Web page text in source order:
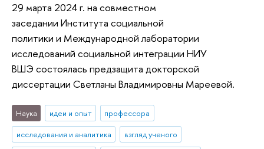
29 марта 2024 г. на совместном
заседании Института социальной
политики и Международной лаборатории
исследований социальной интеграции НИУ
ВШЭ состоялась предзащита докторской
диссертации Светланы Владимировны Мареевой.
Наука идеи и опыт
профессора
исследования и аналитика
взгляд ученого